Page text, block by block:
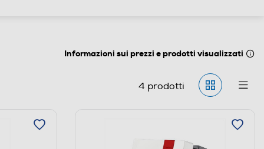
Informazioni sui prezzi e prodotti visualizzati
4 prodotti